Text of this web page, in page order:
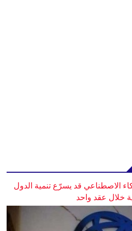
الاصطناعي قد يسرّع تنمية الدول
خلال عقد واحد